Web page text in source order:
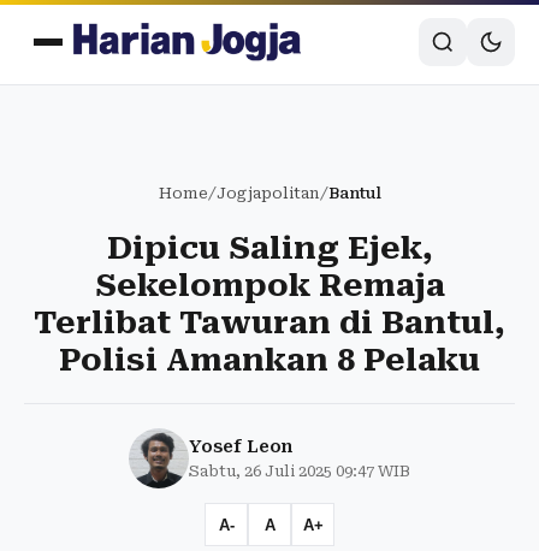
Home/Jogjapolitan/Bantul
Dipicu Saling Ejek,
Sekelompok Remaja
Terlibat Tawuran di Bantul,
Polisi Amankan 8 Pelaku
Yosef Leon
Sabtu, 26 Juli 2025 09:47 WIB
A- A A+